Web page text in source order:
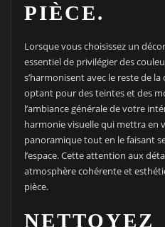
PIÈCE.
Lorsque vous choisissez un
essentiel de privilégier des
s’harmonisent avec le reste de
optant pour des teintes et des
l’ambiance générale de votre
harmonie visuelle qui mettra en
panoramique tout en le faisant
l’espace. Cette attention aux
atmosphère cohérente et
pièce.
NETTOYEZ